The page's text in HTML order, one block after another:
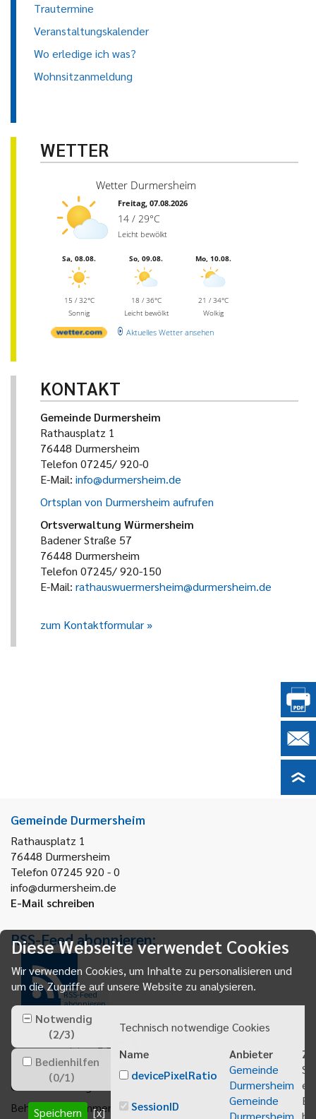
Trautermine
Veranstaltungskalender
Wo erledige ich was?
Wohnsitzanmeldung
WETTER
Wetter Durmersheim
Freitag, 07.08.2026
14 / 29°C
Leicht bewölkt
Sa, 08.08.
15 / 32°C
Sonnig
So, 09.08.
18 / 36°C
Leicht bewölkt
Mo, 10.08.
21 / 34°C
Wolkig
Aktuelles Wetter ansehen
KONTAKT
Gemeinde Durmersheim
Rathausplatz 1
76448 Durmersheim
Telefon 07245/ 920-0
E-Mail: info@durmersheim.de
Ortsplan von Durmersheim aufrufen
Ortsverwaltung Würmersheim
Badener Straße 57
76448 Durmersheim
Telefon 07245/ 920-150
E-Mail: rathauswuermersheim@durmersheim.de
zum Kontaktformular
Gemeinde Durmersheim
Rathausplatz 1
76448 Durmersheim
Telefon 07245 920 - 0
info@durmersheim.de
E-Mail schreiben
RSS-Feed abonnieren:
RSS-Feed
abonnieren
Gemeindeanzeiger abonnieren
Behördenrufnummer 115
Diese Webseite verwendet Cookies
Wir verwenden Cookies, um Inhalte zu personalisieren und
um die Zugriffe auf unsere Website zu analysieren.
Notwendig
(2/3)
Bedienhilfen
(0/1)
Speichern [x]
Technisch notwendige Cookies
Name
Anbieter
devicePixelRatio
Gemeinde
Durmersheim
SessionID
Gemeinde
Durmersheim